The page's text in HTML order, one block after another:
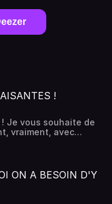
!
Je vous souhaite de
vraiment, avec
nous un message
cliquant là :
Crédit Musique
ON A BESOIN D'Y